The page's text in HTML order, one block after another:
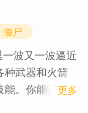
僵尸
波又一波逼近
种武器和火箭
。你能抵挡
1 更多